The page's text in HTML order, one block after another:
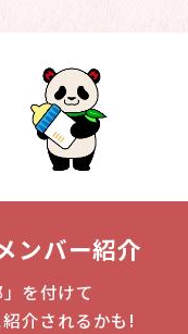
ンバー紹介
を付けて
介されるかも!